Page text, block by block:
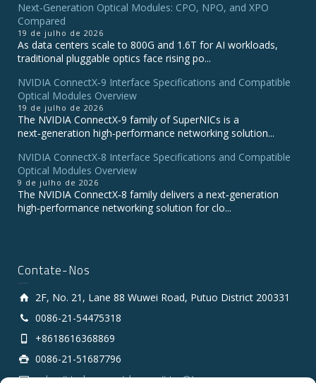
Next-Generation Optical Modules: CPO, NPO, and XPO
Compared
19 de julho de 2026
As data centers scale to 800G and 1.6T for AI workloads,
traditional pluggable optics face rising po...
NVIDIA ConnectX‑9 Interface Specifications and Compatible
Optical Modules Overview
19 de julho de 2026
The NVIDIA ConnectX‑9 family of SuperNICs is a
next‑generation high‑performance networking solution...
NVIDIA ConnectX-8 Interface Specifications and Compatible
Optical Modules Overview
9 de julho de 2026
The NVIDIA ConnectX‑8 family delivers a next‑generation
high‑performance networking solution for clo...
Contate-Nos
2F, No. 21, Lane 88 Wuwei Road, Putuo District 200331
0086-21-54475318
+8618616368869
0086-21-51687796
sales # tarluz.com (change # to @)